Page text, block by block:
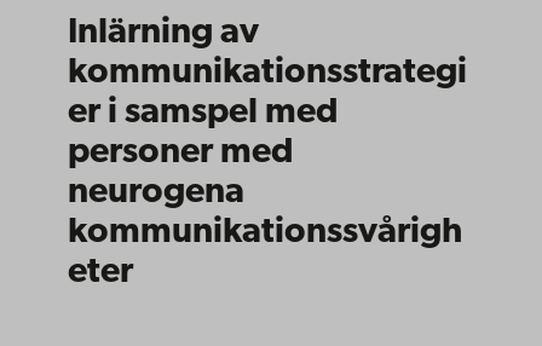
Inlärning av
kommunikationsstrategi
er i samspel med
personer med
neurogena
kommunikationssvårigh
eter